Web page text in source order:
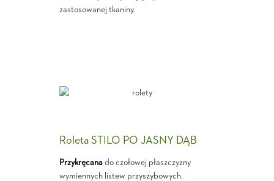
zastosowanej tkaniny.
Roleta STILO PO JASNY DĄB
Przykręcanado czołowej płaszczyzny
wymiennych listew przyszybowych.